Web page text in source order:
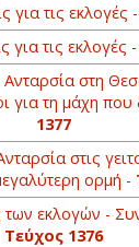
για τις εκλογές -
για τις εκλογές -
στη
για τη μάχη
1377
στις
ορμή -
εκλογών -
Τεύχος 1376